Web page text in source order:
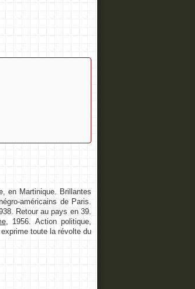
en Martinique. Brillantes
américains de Paris.
Retour au pays en 39.
, 1956. Action politique,
toute la révolte du